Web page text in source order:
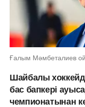
Ғалым Мәмбеталиев
Шайбалы
бас бапкері
чемпионатынан